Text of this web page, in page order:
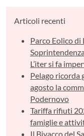
Articoli recenti
Parco Eolico di
L’iter si fa
Pelago ricorda
agosto la
Podernovo
Tariffa rifiuti
famiglie e
Il Bivacco del